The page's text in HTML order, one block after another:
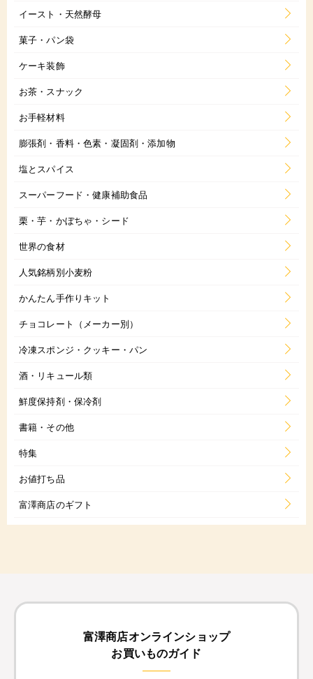
イースト・天然酵母
菓子・パン袋
ケーキ装飾
お茶・スナック
お手軽材料
膨張剤・香料・色素・凝固剤・添加物
塩とスパイス
スーパーフード・健康補助食品
栗・芋・かぼちゃ・シード
世界の食材
人気銘柄別小麦粉
かんたん手作りキット
チョコレート（メーカー別）
冷凍スポンジ・クッキー・パン
酒・リキュール類
鮮度保持剤・保冷剤
書籍・その他
特集
お値打ち品
富澤商店のギフト
富澤商店オンラインショップ
お買いものガイド